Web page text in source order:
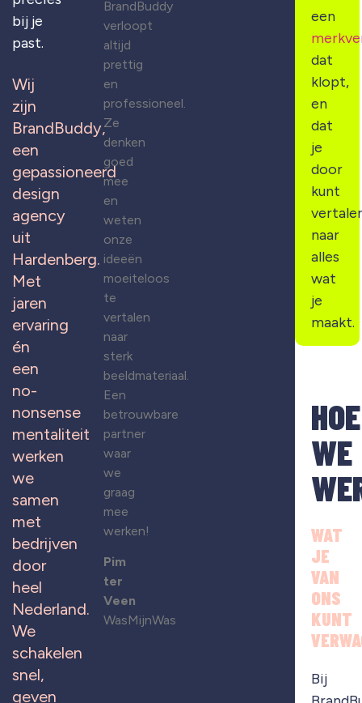
bij je
past.
Wij
zijn
BrandBuddy,
een
gepassioneerd
design
agency
uit
Hardenberg.
Met
jaren
ervaring
én
een
no-
nonsense
mentaliteit
werken
we
samen
met
bedrijven
door
heel
Nederland.
We
schakelen
snel,
geven
BrandBuddy
verloopt
altijd
prettig
en
professioneel.
Ze
denken
goed
mee
en
weten
onze
ideeën
moeiteloos
te
vertalen
naar
sterk
beeldmateriaal.
Een
betrouwbare
partner
waar
we
graag
mee
werken!
Pim
ter
Veen
WasMijnWas
HOE
WE
WAT
JE
VAN
ONS
KUNT
Bij
een
dat
klopt,
en
dat
je
door
kunt
naar
alles
wat
je
maakt.